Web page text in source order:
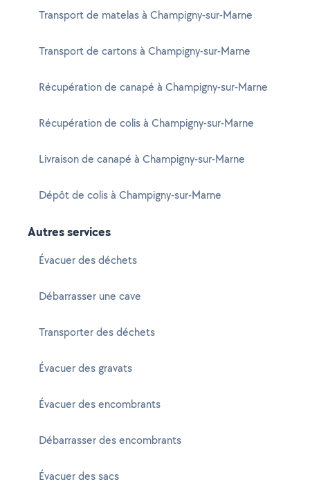
Transport de matelas à Champigny-sur-Marne
Transport de cartons à Champigny-sur-Marne
Récupération de canapé à Champigny-sur-Marne
Récupération de colis à Champigny-sur-Marne
Livraison de canapé à Champigny-sur-Marne
Dépôt de colis à Champigny-sur-Marne
Autres services
Évacuer des déchets
Débarrasser une cave
Transporter des déchets
Évacuer des gravats
Évacuer des encombrants
Débarrasser des encombrants
Évacuer des sacs